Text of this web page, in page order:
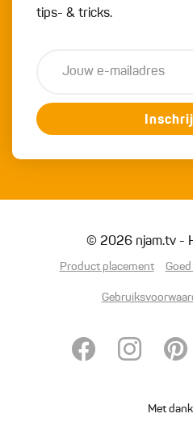
tips- & tricks.
© 2026 njam.tv -
Product placement
Met